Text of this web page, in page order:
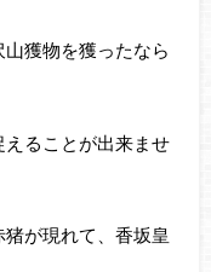
山獲物を獲ったなら
ることが出来ませ
が現れて、香坂皇